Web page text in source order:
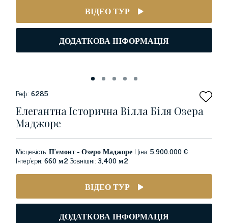
ВІДЕО ТУР
ДОДАТКОВА ІНФОРМАЦІЯ
Реф.:6285
Елегантна Історична Вілла Біля Озера
Маджоре
Місцевість:П’ємонт - Озеро Маджоре Ціна:5.900.000 €
Інтер'єри:660 м2Зовнішні:3,400 м2
ВІДЕО ТУР
ДОДАТКОВА ІНФОРМАЦІЯ